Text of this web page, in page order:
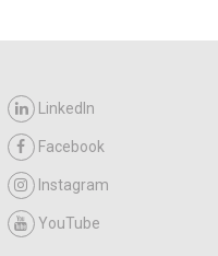
LinkedIn
Facebook
Instagram
YouTube